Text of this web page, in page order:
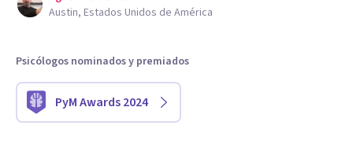
Austin, Estados Unidos de América
Psicólogos nominados y premiados
PyM Awards 2024